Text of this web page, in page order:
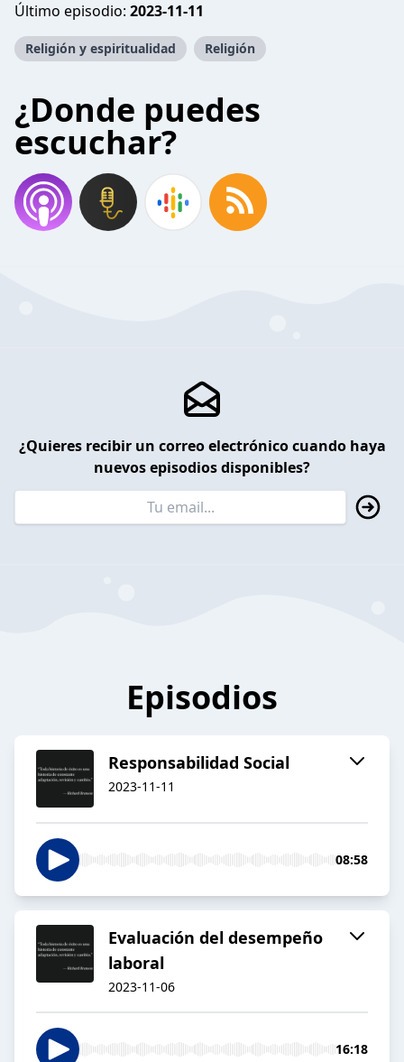
Último episodio: 2023-11-11
Religión y espiritualidad Religión
¿Donde puedes
escuchar?
¿Quieres recibir un correo electrónico cuando haya
nuevos episodios disponibles?
Episodios
Responsabilidad Social
2023-11-11
08:58
Evaluación del desempeño
laboral
2023-11-06
16:18